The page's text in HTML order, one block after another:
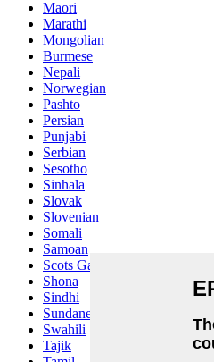
Maori
Marathi
Mongolian
Burmese
Nepali
Norwegian
Pashto
Persian
Punjabi
Serbian
Sesotho
Sinhala
Slovak
Slovenian
Somali
Samoan
Scots Gaelic
Shona
Sindhi
Sundanese
Swahili
Tajik